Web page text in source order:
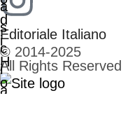
Editoriale Italiano
© 2014-2025
All Rights Reserved